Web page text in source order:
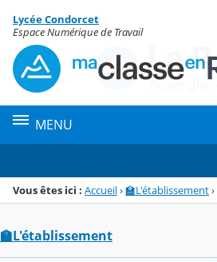
Menu de la rubrique
Contenu
Lycée Condorcet
Espace Numérique de Travail
MENU
Vous êtes ici : Accueil›🏫L'établissement›
🏫L'établissement